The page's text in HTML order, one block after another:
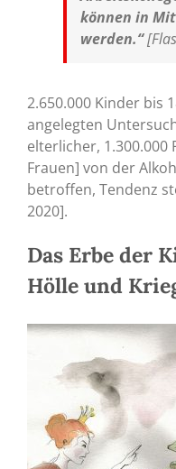
können in
werden.“
2.650.000 Kinder bis
angelegten
elterlicher, 1.300.000
Frauen] von der
betroffen, Tendenz
2020].
Das Erbe der
Hölle und